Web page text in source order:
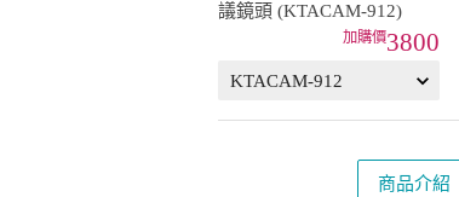
議鏡頭 (KTACAM-912)
3800
商品介紹